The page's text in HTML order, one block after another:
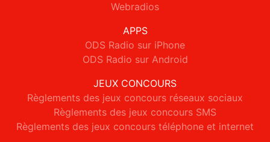
Webradios
APPS
ODS Radio sur iPhone
ODS Radio sur Android
JEUX CONCOURS
Règlements des jeux concours réseaux sociaux
Règlements des jeux concours SMS
Règlements des jeux concours téléphone et internet